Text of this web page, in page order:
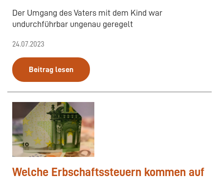
Der Umgang des Vaters mit dem Kind war
undurchführbar ungenau geregelt
24.07.2023
Beitrag lesen
Welche Erbschaftssteuern kommen auf